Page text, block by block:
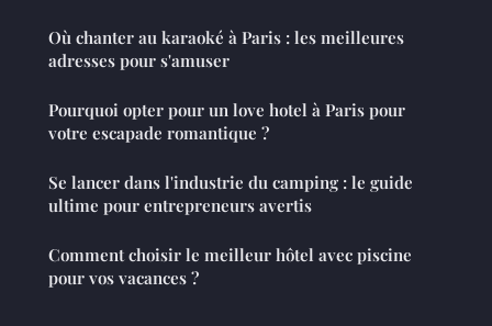
Où chanter au karaoké à Paris : les meilleures
adresses pour s'amuser
Pourquoi opter pour un love hotel à Paris pour
votre escapade romantique ?
Se lancer dans l'industrie du camping : le guide
ultime pour entrepreneurs avertis
Comment choisir le meilleur hôtel avec piscine
pour vos vacances ?